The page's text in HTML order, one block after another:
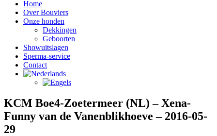
Home
Over Bouviers
Onze honden
Dekkingen
Geboorten
Showuitslagen
Sperma-service
Contact
KCM Boe4-Zoetermeer (NL) – Xena-
Funny van de Vanenblikhoeve – 2016-05-
29